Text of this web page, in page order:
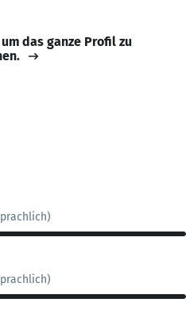
das ganze Profil zu